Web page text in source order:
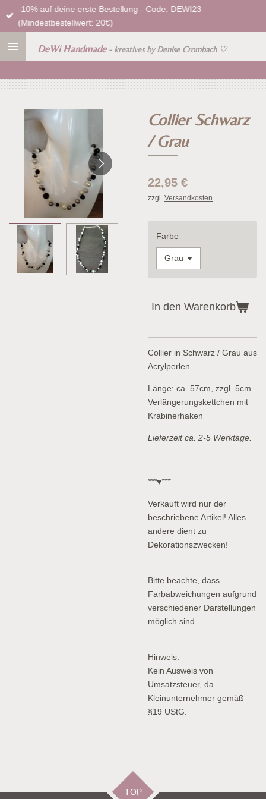
Zum
Hauptinhalt
DeWi Handmade - kreatives by Denise Crombach ♡
-10% auf deine erste Bestellung - Code: DEWI23
(Mindestbestellwert: 20€)
Collier Schwarz
/ Grau
22,95 €
zzgl. Versandkosten
Farbe
In den Warenkorb
Collier in Schwarz / Grau aus
Acrylperlen
Länge: ca. 57cm, zzgl. 5cm
Verlängerungskettchen mit
Krabinerhaken
Lieferzeit ca. 2-5 Werktage.
***♥***
Verkauft wird nur der
beschriebene Artikel! Alles
andere dient zu
Dekorationszwecken!
Bitte beachte, dass
Farbabweichungen aufgrund
verschiedener Darstellungen
möglich sind.
Hinweis:
Kein Ausweis von
Umsatzsteuer, da
Kleinunternehmer gemäß
§19 UStG.
TOP